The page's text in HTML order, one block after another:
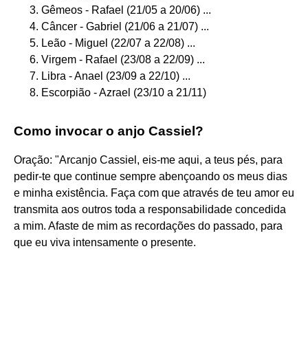
Gêmeos - Rafael (21/05 a 20/06) ...
Câncer - Gabriel (21/06 a 21/07) ...
Leão - Miguel (22/07 a 22/08) ...
Virgem - Rafael (23/08 a 22/09) ...
Libra - Anael (23/09 a 22/10) ...
Escorpião - Azrael (23/10 a 21/11)
Como invocar o anjo Cassiel?
Oração: "Arcanjo Cassiel, eis-me aqui, a teus pés, para
pedir-te que continue sempre abençoando os meus dias
e minha existência. Faça com que através de teu amor eu
transmita aos outros toda a responsabilidade concedida
a mim. Afaste de mim as recordações do passado, para
que eu viva intensamente o presente.